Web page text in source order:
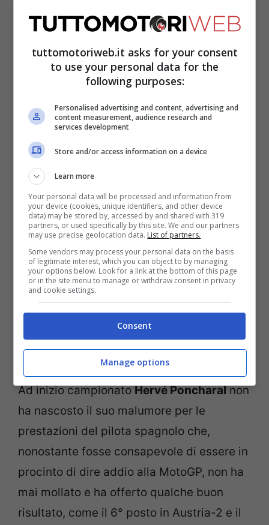
modo migliore per dire addio alla MotoGP
tifosi e ai miei amici. È un peccato che ho
dovuto dire addio, ma sono ancora molto
LEGGI ANCHE ->
rivale punge: “Aveva i media a favore”
La nuova avventura SBK
Ad inizio campionatoHervé Poncharalnon
ha nascosto il suo malumore per le
prestazioni del pilota spagnolo che,
nonostante fosse consapevole di essere in
procinto di dire addio alla MotoGP, non ha
mai mollato e ha offerto qualche buon
risultato, come il 6° posto in Austria-2 e il
tuttomotoriweb.it asks for your consent
to use your personal data for the
following purposes:
Personalised advertising and content, advertising and
content measurement, audience research and
services development
Store and/or access information on a device
Learn more
Your personal data will be processed and information from
your device (cookies, unique identifiers, and other device
data) may be stored by, accessed by and shared with 319
partners, or used specifically by this site. We and our partners
may use precise geolocation data. List of partners.
Some vendors may process your personal data on the basis
of legitimate interest, which you can object to by managing
your options below. Look for a link at the bottom of this page
or in the site menu to manage or withdraw consent in privacy
and cookie settings.
Consent
Manage options